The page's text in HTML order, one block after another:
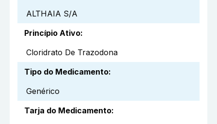
ALTHAIA S/A
Princípio Ativo:
Cloridrato De Trazodona
Tipo do Medicamento:
Genérico
Tarja do Medicamento: